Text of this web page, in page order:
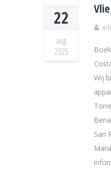
22
aug
2025
Wij
San